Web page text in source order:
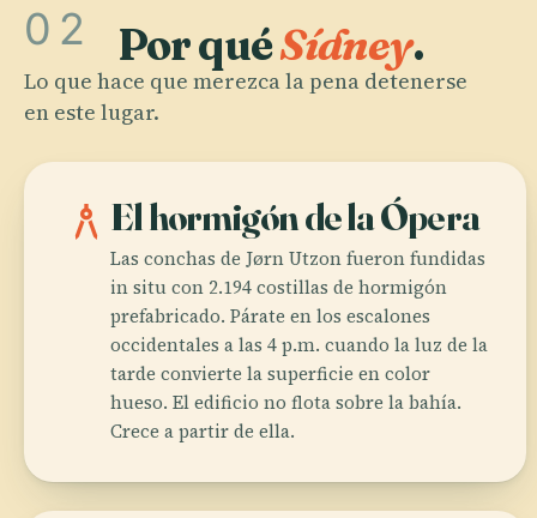
02 Por quéSídney.
Lo que hace que merezca la pena detenerse
en este lugar.
architecture El hormigón de la Ópera
Las conchas de Jørn Utzon fueron fundidas
in situ con 2.194 costillas de hormigón
prefabricado. Párate en los escalones
occidentales a las 4 p.m. cuando la luz de la
tarde convierte la superficie en color
hueso. El edificio no flota sobre la bahía.
Crece a partir de ella.